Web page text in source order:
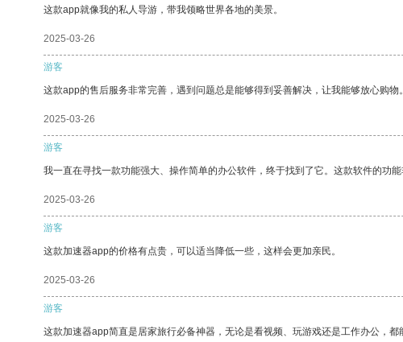
这款app就像我的私人导游，带我领略世界各地的美景。
2025-03-26
游客
这款app的售后服务非常完善，遇到问题总是能够得到妥善解决，让我能够放心购物。
2025-03-26
游客
我一直在寻找一款功能强大、操作简单的办公软件，终于找到了它。这款软件的功
2025-03-26
游客
这款加速器app的价格有点贵，可以适当降低一些，这样会更加亲民。
2025-03-26
游客
这款加速器app简直是居家旅行必备神器，无论是看视频、玩游戏还是工作办公，